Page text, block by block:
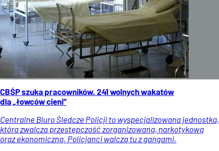
CBŚP szuka pracowników. 241 wolnych wakatów
dla „łowców cieni”
Centralne Biuro Śledcze Policji to wyspecjalizowana jednostka,
która zwalcza przestępczość zorganizowaną, narkotykową
oraz ekonomiczną. Policjanci walczą tu z gangami.